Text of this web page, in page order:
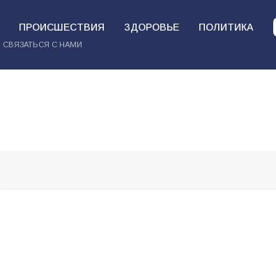
ПРОИСШЕСТВИЯ ЗДОРОВЬЕ ПОЛИТИКА
СВЯЗАТЬСЯ С НАМИ